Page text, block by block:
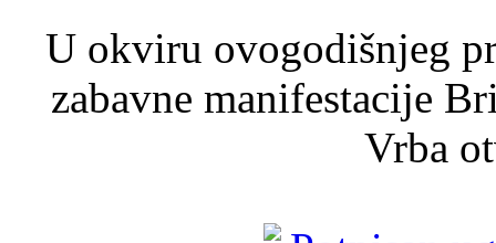
U okviru ovogodišnjeg
zabavne manifestacije
Vrba